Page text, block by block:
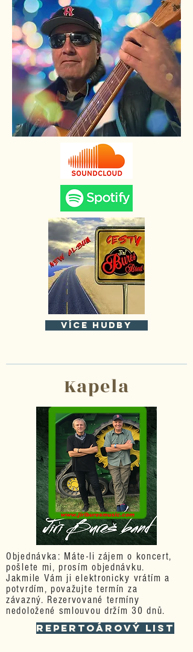
více hudby
Kapela
Objednávka: Máte-li zájem o koncert,
pošlete mi, prosím objednávku.
Jakmile Vám ji elektronicky vrátím a
potvrdím, považujte termín za
závazný. Rezervované termíny
nedoložené smlouvou držím 30 dnů.
Repertoárový list